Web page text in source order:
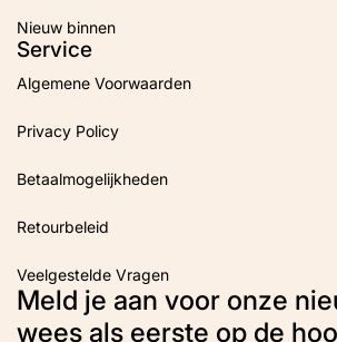
Nieuw binnen
Service
Algemene Voorwaarden
Privacy Policy
Betaalmogelijkheden
Retourbeleid
Veelgestelde Vragen
Meld je aan voor onze
wees als eerste op de